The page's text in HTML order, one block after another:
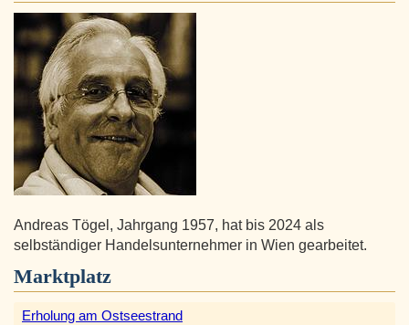
Andreas Tögel, Jahrgang 1957, hat bis 2024 als
selbständiger Handelsunternehmer in Wien gearbeitet.
Marktplatz
Erholung am Ostseestrand